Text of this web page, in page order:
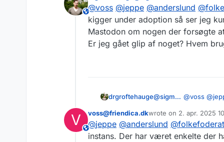
istedet for
Hverken
om ActivityPub
udvikle de her
de gerne vil
IDA har et
generation":
This user is from outside of this forum
@voss @jeppe @anderslund @
kigger under adoption så ser jeg
Mastodon om nogen der forsøgte
Er jeg gået glip af noget? Hvem
drgroftehauge@sigmoid.social @voss @
også læst
Er jeg gået
V This user is from outside of this forum
voss@friendica.dkwrote on 2. apr. 2025
sidst redigeret af
@jeppe @anderslund @
instans. Der har været enkelte der